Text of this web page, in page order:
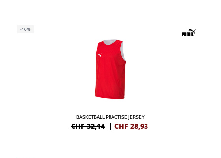
-10%
BASKETBALL PRACTISE JERSEY
CHF 32,14 | CHF 28,93